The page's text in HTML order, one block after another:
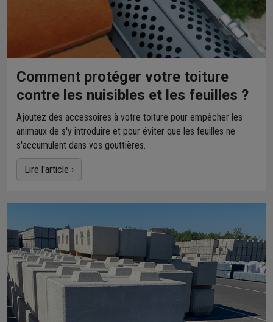
Comment protéger votre toiture
contre les nuisibles et les feuilles ?
Ajoutez des accessoires à votre toiture pour empêcher les
animaux de s'y introduire et pour éviter que les feuilles ne
s'accumulent dans vos gouttières.
Lire l'article ›